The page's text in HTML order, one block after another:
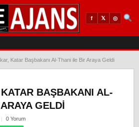
f 𝕏 ◎
Katar Başbakanı Al-Thani ile Bir Araya Geldi
BAŞBAKANI AL-
GELDI
0 Yorum